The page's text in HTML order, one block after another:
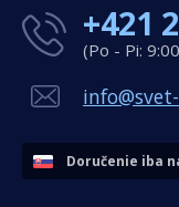
+421
(Po - Pi:
Doručenie iba